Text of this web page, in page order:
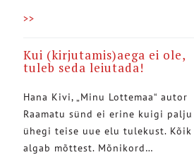
>>
Kui (kirjutamis)aega ei ole,
tuleb seda leiutada!
Hana Kivi, „Minu Lottemaa“ autor
Raamatu sünd ei erine kuigi palju
ühegi teise uue elu tulekust. Kõik
algab mõttest. Mõnikord…